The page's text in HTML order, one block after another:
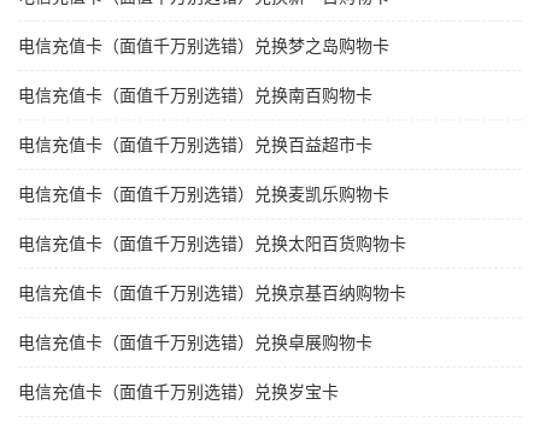
电信充值卡（面值千万别选错）兑换梦之岛购物卡
电信充值卡（面值千万别选错）兑换南百购物卡
电信充值卡（面值千万别选错）兑换百益超市卡
电信充值卡（面值千万别选错）兑换麦凯乐购物卡
电信充值卡（面值千万别选错）兑换太阳百货购物卡
电信充值卡（面值千万别选错）兑换京基百纳购物卡
电信充值卡（面值千万别选错）兑换卓展购物卡
电信充值卡（面值千万别选错）兑换岁宝卡